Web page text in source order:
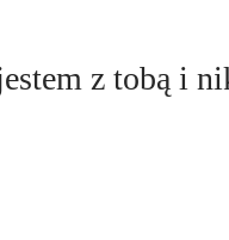
z tobą i